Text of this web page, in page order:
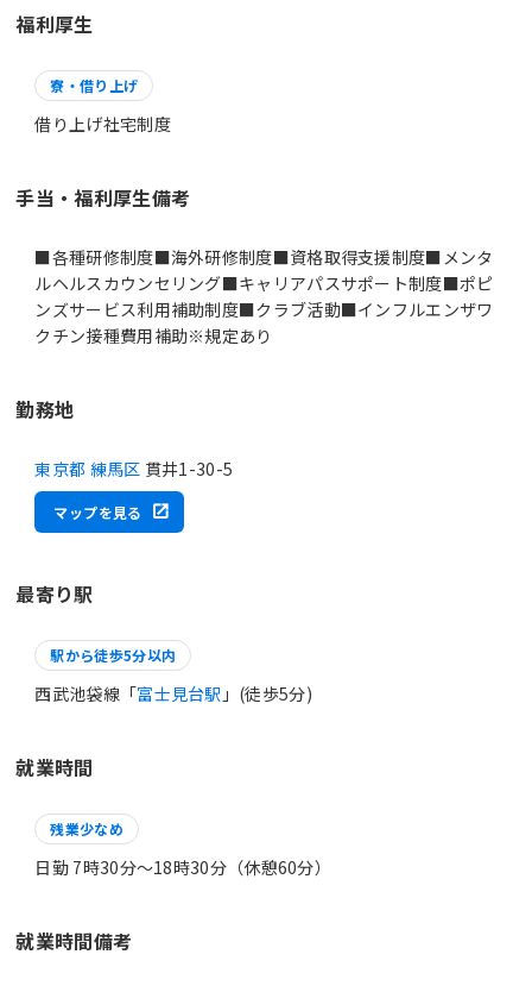
福利厚生
寮・借り上げ
借り上げ社宅制度
手当・福利厚生備考
■各種研修制度■海外研修制度■資格取得支援制度■メンタ
ルヘルスカウンセリング■キャリアパスサポート制度■ポピ
ンズサービス利用補助制度■クラブ活動■インフルエンザワ
クチン接種費用補助※規定あり
勤務地
東京都 練馬区 貫井1-30-5
マップを見る
最寄り駅
駅から徒歩5分以内
西武池袋線「富士見台駅 」(徒歩5分)
就業時間
残業少なめ
日勤 7時30分〜18時30分（休憩60分）
就業時間備考